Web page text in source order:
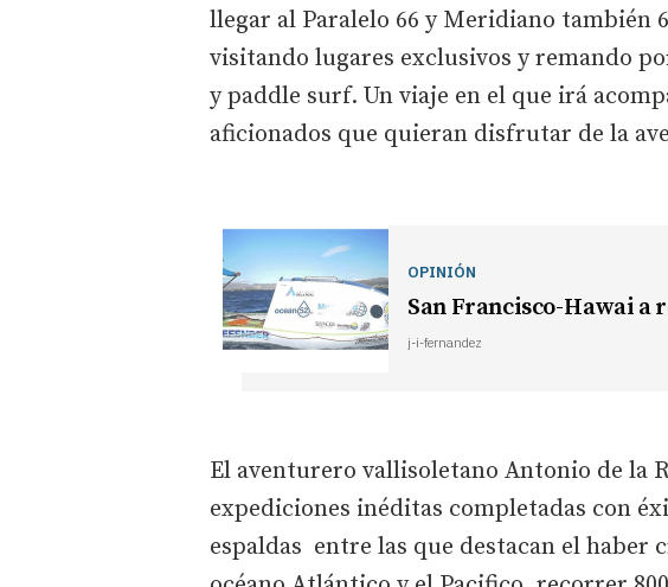
llegar al Paralelo 66 y Meridiano también
visitando lugares exclusivos y remando
y paddle surf. Un viaje en el que irá
aficionados que quieran disfrutar de la
OPINIÓN
San Francisco-Hawai a
j-i-fernandez
El aventurero vallisoletano Antonio de la
expediciones inéditas completadas con
espaldas entre las que destacan el haber